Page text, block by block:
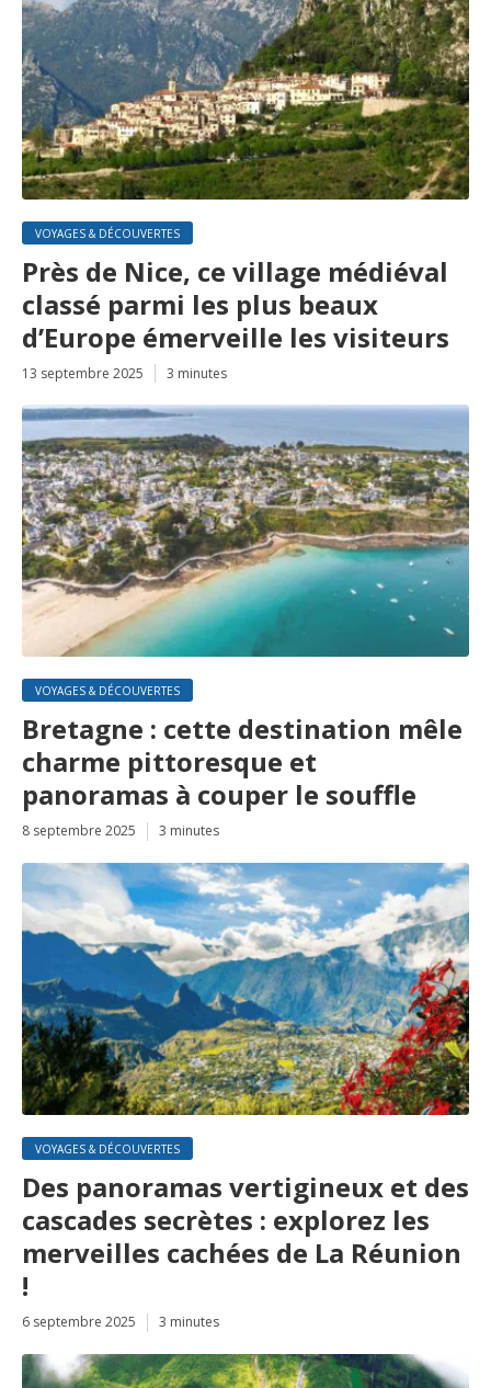
VOYAGES & DÉCOUVERTES
Près de Nice, ce village médiéval
classé parmi les plus beaux
d’Europe émerveille les visiteurs
13 septembre 2025 3 minutes
VOYAGES & DÉCOUVERTES
Bretagne : cette destination mêle
charme pittoresque et
panoramas à couper le souffle
8 septembre 2025 3 minutes
VOYAGES & DÉCOUVERTES
Des panoramas vertigineux et des
cascades secrètes : explorez les
merveilles cachées de La Réunion
!
6 septembre 2025 3 minutes